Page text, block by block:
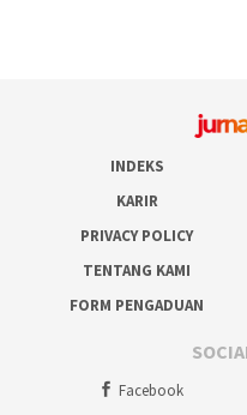
INDEKS
KARIR
PRIVACY POLICY
TENTANG KAMI
FORM PENGADUAN
Facebook